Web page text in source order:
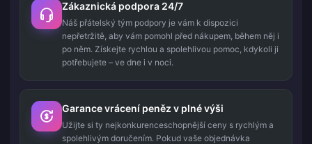
Zákaznická podpora 24/7
Náš přátelský tým podpory je vám k dispozici
nepřetržitě, aby vám pomohl před nákupem, během něj i
po něm. Získejte rychlou a spolehlivou pomoc, kdykoli ji
potřebujete – ve dne i v noci.
Garance vrácení peněz v plné výši
Užijte si ty nejkonkurenceschopnější ceny s rychlým a
spolehlivým doručením. Pokud vaše objednávka